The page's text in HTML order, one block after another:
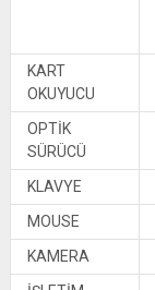
KART
OKUYUCU
OPTİK
SÜRÜCÜ
KLAVYE
MOUSE
KAMERA